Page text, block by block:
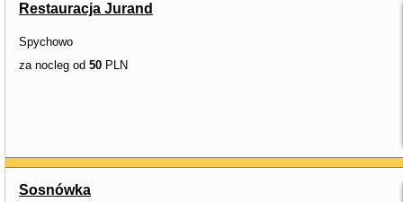
Restauracja Jurand
Spychowo
za nocleg od 50 PLN
Sosnówka